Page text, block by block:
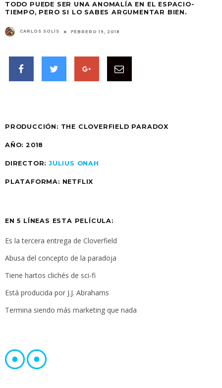
TODO PUEDE SER UNA ANOMALÍA EN EL ESPACIO-
TIEMPO, PERO SI LO SABES ARGUMENTAR BIEN.
CARLOS SOLÍS FEBRERO 19, 2018
PRODUCCIÓN: THE CLOVERFIELD PARADOX
AÑO: 2018
DIRECTOR:JULIUS ONAH
PLATAFORMA: NETFLIX
EN 5 LÍNEAS ESTA PELÍCULA:
Es la tercera entrega de Cloverfield
Abusa del concepto de la paradoja
Tiene hartos clichés de sci-fi
Está producida por J.J. Abrahams
Termina siendo más marketing que nada